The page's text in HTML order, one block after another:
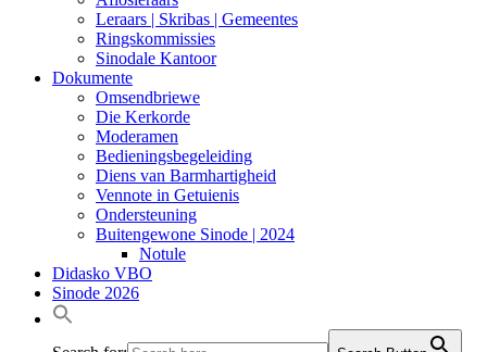
Leraars | Skribas | Gemeentes
Ringskommissies
Sinodale Kantoor
Dokumente
Omsendbriewe
Die Kerkorde
Moderamen
Bedieningsbegeleiding
Diens van Barmhartigheid
Vennote in Getuienis
Ondersteuning
Buitengewone Sinode | 2024
Notule
Didasko VBO
Sinode 2026